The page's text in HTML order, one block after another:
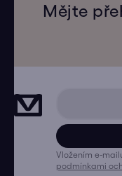
Mějte
Vložením e-
podmínkami